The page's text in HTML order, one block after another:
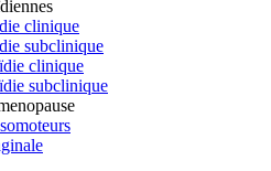
clinique
subclinique
clinique
subclinique